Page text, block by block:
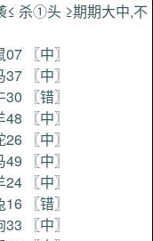
杀①头 ≥期期大中,不
〖中〗
〖中〗
〖错〗
〖中〗
〖中〗
〖中〗
〖中〗
〖错〗
〖中〗